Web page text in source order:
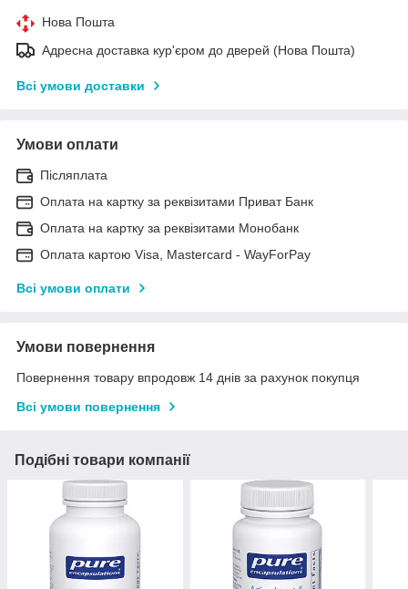
Нова Пошта
Адресна доставка кур'єром до дверей (Нова Пошта)
Всі умови доставки
Умови оплати
Післяплата
Оплата на картку за реквізитами Приват Банк
Оплата на картку за реквізитами Монобанк
Оплата картою Visa, Mastercard - WayForPay
Всі умови оплати
Умови повернення
Повернення товару впродовж 14 днів за рахунок покупця
Всі умови повернення
Подібні товари компанії